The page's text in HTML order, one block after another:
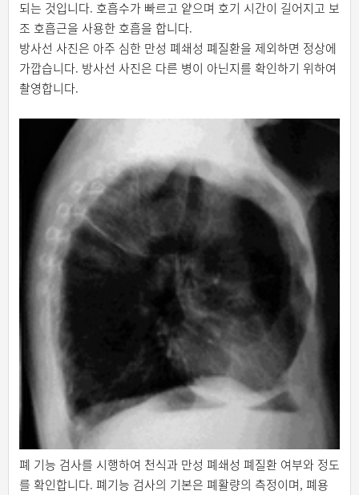
되는 것입니다. 호흡수가 빠르고 얕으며 호기 시간이 길어지고 보
조 호흡근을 사용한 호흡을 합니다.
방사선 사진은 아주 심한 만성 폐쇄성 폐질환을 제외하면 정상에
가깝습니다. 방사선 사진은 다른 병이 아닌지를 확인하기 위하여
촬영합니다.
폐 기능 검사를 시행하여 천식과 만성 폐쇄성 폐질환 여부와 정도
를 확인합니다. 폐기능 검사의 기본은 폐활량의 측정이며, 폐용